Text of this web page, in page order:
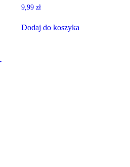
9,99 zł
Dodaj do koszyka